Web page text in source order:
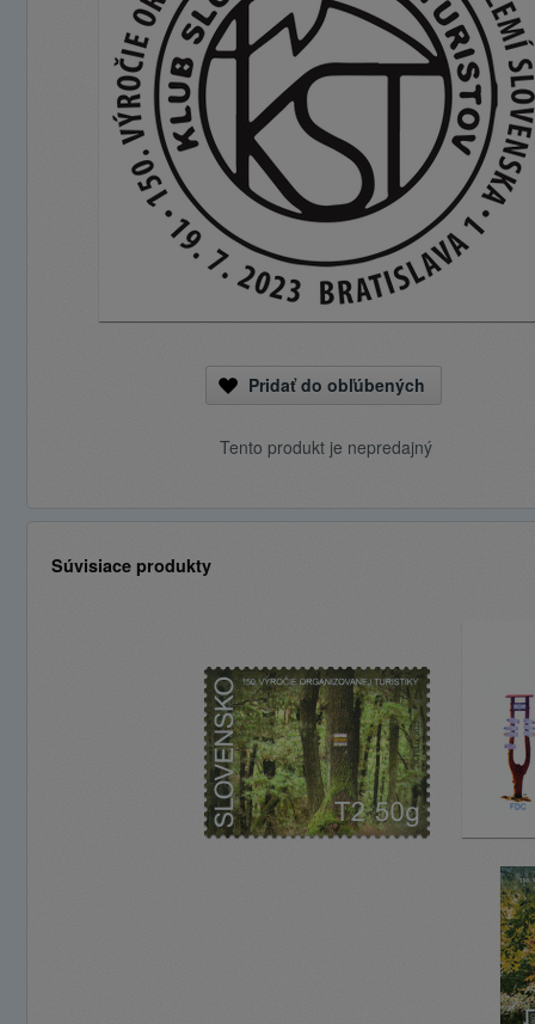
Pridať do obľúbených
Tento produkt je nepredajný
Súvisiace produkty